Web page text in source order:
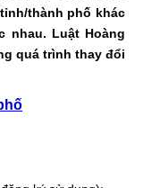
thành phố khác
nhau. Luật Hoàng
quá trình thay đổi